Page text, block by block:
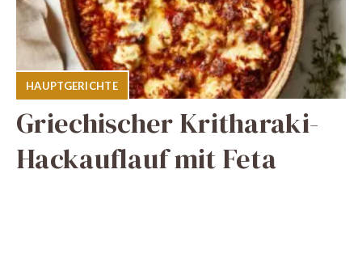
HAUPTGERICHTE
Griechischer Kritharaki-
Hackauflauf mit Feta